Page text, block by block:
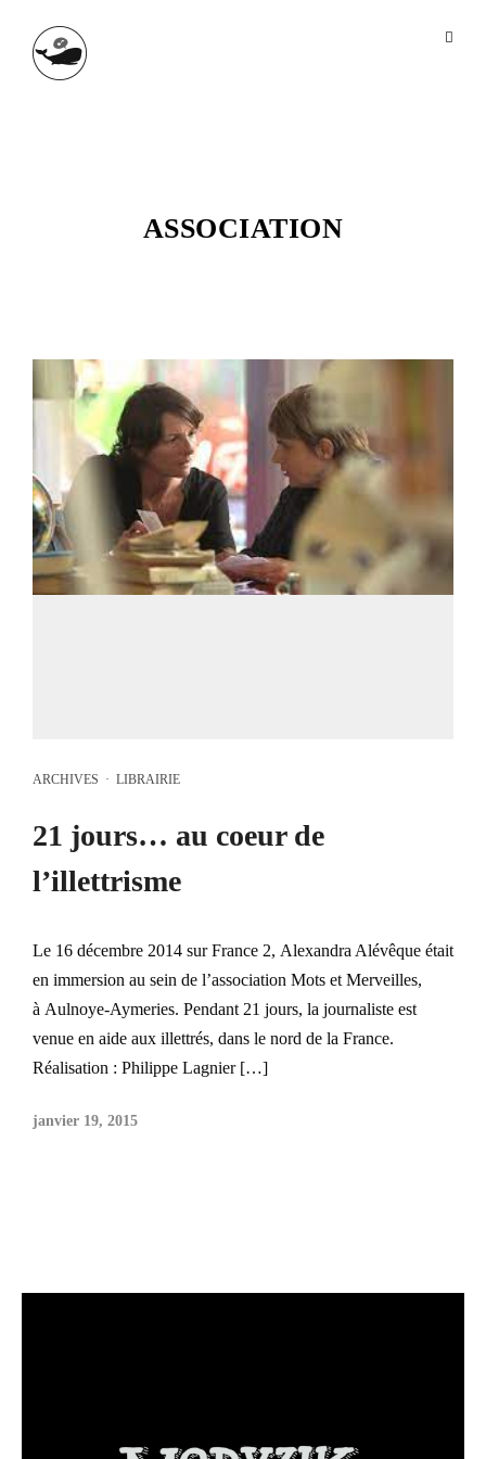
ASSOCIATION
ARCHIVES · LIBRAIRIE
21 jours… au coeur de
l’illettrisme
Le 16 décembre 2014 sur France 2, Alexandra Alévêque était
en immersion au sein de l’association Mots et Merveilles,
à Aulnoye-Aymeries. Pendant 21 jours, la journaliste est
venue en aide aux illettrés, dans le nord de la France.
Réalisation : Philippe Lagnier […]
janvier 19, 2015